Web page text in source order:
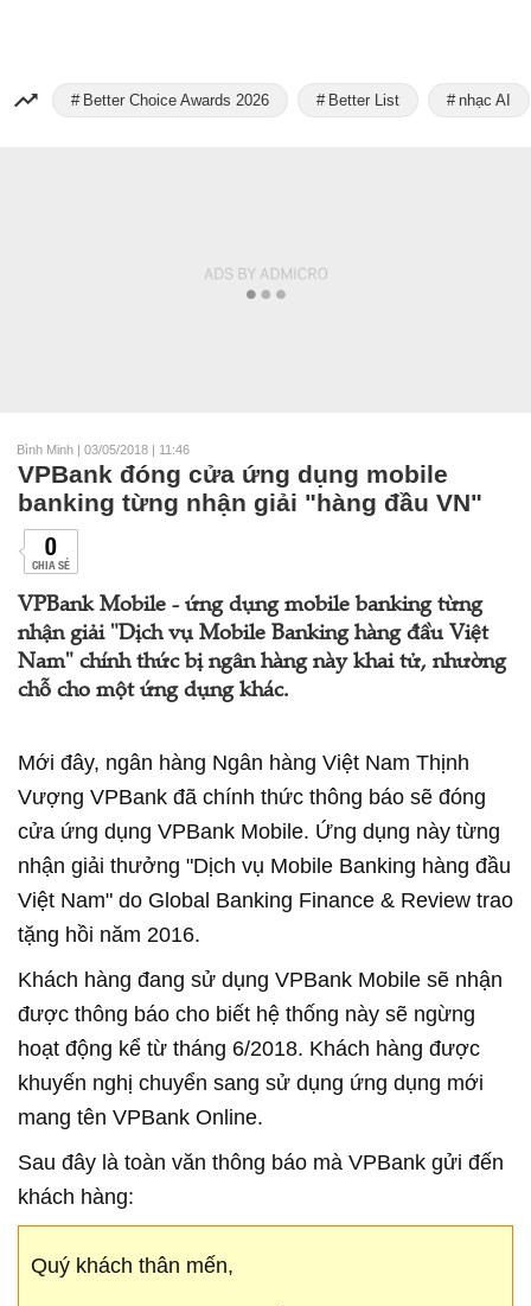
Better Choice Awards 2026 Better List nhạc AI
Bình Minh | 03/05/2018 | 11:46
VPBank đóng cửa ứng dụng mobile
banking từng nhận giải "hàng đầu VN"
0
CHIA SẺ
VPBank Mobile - ứng dụng mobile banking từng
nhận giải "Dịch vụ Mobile Banking hàng đầu Việt
Nam" chính thức bị ngân hàng này khai tử, nhường
chỗ cho một ứng dụng khác.
Mới đây, ngân hàng Ngân hàng Việt Nam Thịnh
Vượng VPBank đã chính thức thông báo sẽ đóng
cửa ứng dụng VPBank Mobile. Ứng dụng này từng
nhận giải thưởng "Dịch vụ Mobile Banking hàng đầu
Việt Nam" do Global Banking Finance & Review trao
tặng hồi năm 2016.
Khách hàng đang sử dụng VPBank Mobile sẽ nhận
được thông báo cho biết hệ thống này sẽ ngừng
hoạt động kể từ tháng 6/2018. Khách hàng được
khuyến nghị chuyển sang sử dụng ứng dụng mới
mang tên VPBank Online.
Sau đây là toàn văn thông báo mà VPBank gửi đến
khách hàng:
Quý khách thân mến,